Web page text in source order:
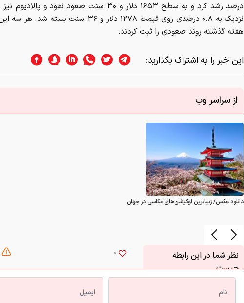
درصد رشد کرد و به سطح ۱۶۵۳ دلار و ۳۰ سنت صعود نمود و
نزدیک به ۰.۸ درصدی روی قیمت ۱۲۷۸ دلار و ۳۶ سنت بسته
هفته گذشته روند صعودی را ثبت کردند.
این خبر را به اشتراک بگذارید:
از سراسر وب
دانلود عکس/ زیباترین لوکیشن‌های عکاسی در جهان
0
نظر شما در این رابطه
چیست